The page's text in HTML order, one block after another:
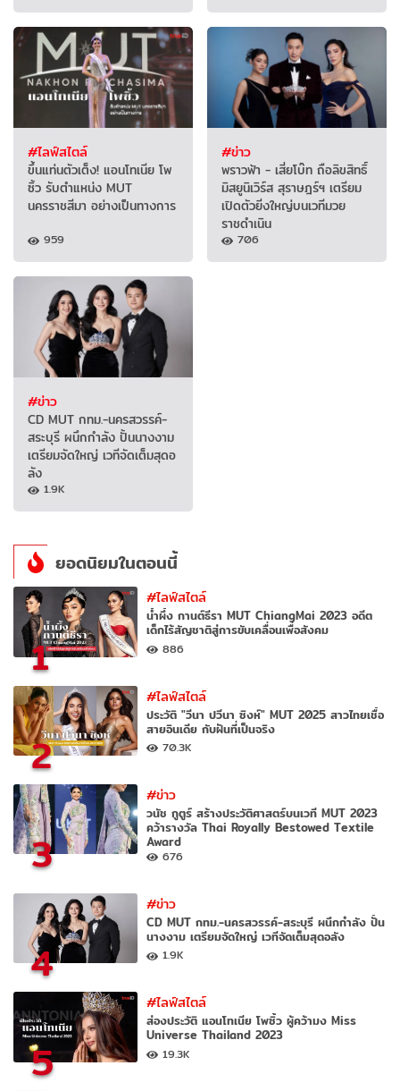
#ไลฟ์สไตล์
ขึ้นแท่นตัวเต็ง! แอนโทเนีย โพ
ซิ้ว รับตำแหน่ง MUT
นครราชสีมา อย่างเป็นทางการ
959
#ข่าว
พราวฟ้า - เสี่ยโบ๊ท ถือลิขสิทธิ์
มิสยูนิเวิร์ส สุราษฎร์ฯ เตรียม
เปิดตัวยิ่งใหญ่บนเวทีมวย
ราชดำเนิน
706
#ข่าว
CD MUT กทม.-นครสวรรค์-
สระบุรี ผนึกกำลัง ปั้นนางงาม
เตรียมจัดใหญ่ เวทีจัดเต็มสุดอ
ลัง
1.9K
ยอดนิยมในตอนนี้
1
#ไลฟ์สไตล์
น้ำผึ้ง กานต์ธีรา MUT ChiangMai 2023 อดีต
เด็กไร้สัญชาติสู่การขับเคลื่อนเพื่อสังคม
886
2
#ไลฟ์สไตล์
ประวัติ "วีนา ปวีนา ซิงห์" MUT 2025 สาวไทยเชื้อ
สายอินเดีย กับฝันที่เป็นจริง
70.3K
3
#ข่าว
วนัช กูตูร์ สร้างประวัติศาสตร์บนเวที MUT 2023
คว้ารางวัล Thai Royally Bestowed Textile
Award
676
4
#ข่าว
CD MUT กทม.-นครสวรรค์-สระบุรี ผนึกกำลัง ปั้น
นางงาม เตรียมจัดใหญ่ เวทีจัดเต็มสุดอลัง
1.9K
5
#ไลฟ์สไตล์
ส่องประวัติ แอนโทเนีย โพซิ้ว ผู้คว้ามง Miss
Universe Thailand 2023
19.3K